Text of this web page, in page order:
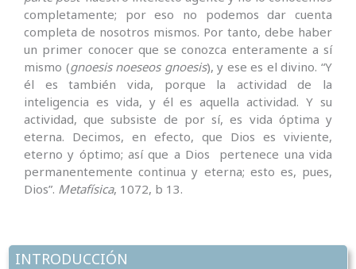
INTRODUCCIÓN
completamente; por eso no podemos dar cuenta
completa de nosotros mismos. Por tanto, debe haber
un primer conocer que se conozca enteramente a sí
mismo (gnoesis noeseos gnoesis), y ese es el divino. “Y
él es también vida, porque la actividad de la
inteligencia es vida, y él es aquella actividad. Y su
actividad, que subsiste de por sí, es vida óptima y
eterna. Decimos, en efecto, que Dios es viviente,
eterno y óptimo; así que a Dios pertenece una vida
permanentemente continua y eterna; esto es, pues,
Dios”. Metafísica, 1072, b 13.